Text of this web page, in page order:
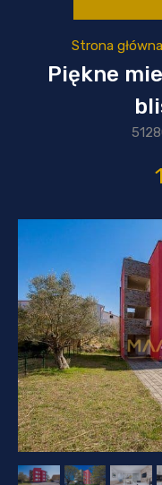
Strona główna
Piękne